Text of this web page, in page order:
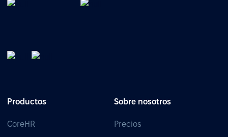
Productos
CoreHR
Sobre nosotros
Precios